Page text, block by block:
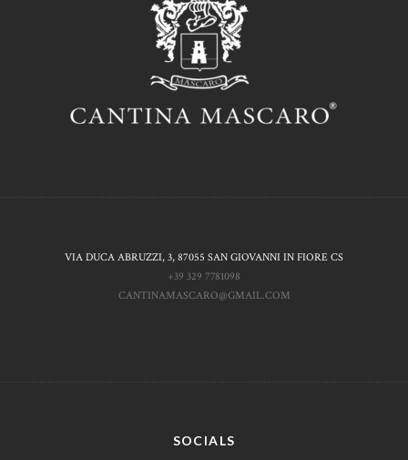
VIA DUCA ABRUZZI, 3, 87055 SAN GIOVANNI IN FIORE CS
+39 329 7781098
CANTINAMASCARO@GMAIL.COM
SOCIALS